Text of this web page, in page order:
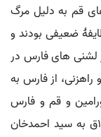
قم به دلیل مرگ
در نیمۀ دوم قرن ۱۳ق، طایفۀ ضعیفی بودند و
لشنی های فارس در
از فارس به
و قم و فارس
یکجانشین شده اند. لشنی های فارس در ۱۱۳۸ق به سید احمدخان